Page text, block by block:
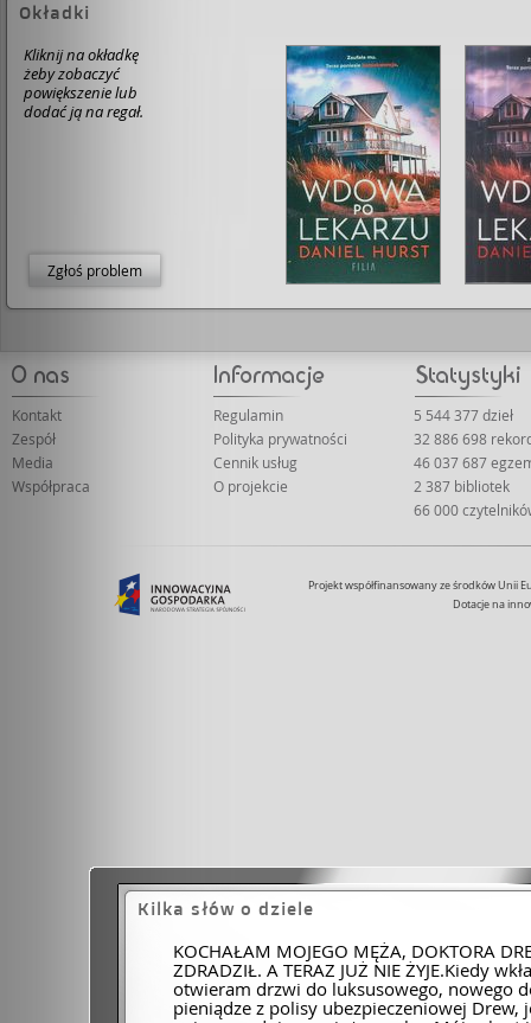
Okładki
Kliknij na okładkę
żeby zobaczyć
powiększenie lub
dodać ją na regał.
Zgłoś problem
Kontakt
Zespół
Media
Współpraca
Regulamin
Polityka prywatności
Cennik usług
O projekcie
5 544 377 dzieł
32 886 698
46 037 687
2 387 bibliotek
66 000
Projekt współfinansowany ze środków Unii
Dotacje na
Kilka słów o dziele
KOCHAŁAM MOJEGO MĘŻA, DOKTORA
ZDRADZIŁ. A TERAZ JUŻ NIE ŻYJE.Kiedy
otwieram drzwi do luksusowego, nowego
pieniądze z polisy ubezpieczeniowej Drew,